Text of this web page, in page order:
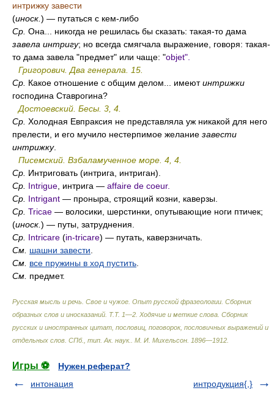
интрижку завести
(иноск. ) — путаться с кем-либо
Ср. Она... никогда не решилась бы сказать: такая-то дама
завела интригу; но всегда смягчала выражение, говоря: такая-
то дама завела "предмет" или чаще: "objet".
Григорович. Два генерала. 15.
Ср. Какое отношение с общим делом... имеютинтрижки
господина Ставрогина?
Достоевский. Бесы. 3, 4.
Ср. Холодная Евпраксия не представляла уж никакой для него
прелести, и его мучило нестерпимое желание завести
интрижку.
Писемский. Взбаламученное море. 4, 4.
Ср. Интриговать (интрига, интриган).
Ср. Intrigue , интрига — affaire de coeur.
Ср. Intrigant — проныра, строящий козни, каверзы.
Ср. Tricae — волосики, шерстинки, опутывающие ноги птичек;
(иноск. ) — путы, затруднения.
Ср. Intricare (in-tricare) — путать, каверзничать.
См. шашни завести
См. все пружины в ход пустить
См. предмет.
Русская мысль и речь. Свое и чужое. Опыт русской фразеологии. Сборник
образных слов и иносказаний. Т.Т. 1—2. Ходячие и меткие слова. Сборник
русских и иностранных цитат, пословиц, поговорок, пословичных выражений и
отдельных слов. СПб., тип. Ак. наук.
М. И. Михельсон 1896—1912
Игры ⚽
Нужен реферат?
интонация
интродукция{,}